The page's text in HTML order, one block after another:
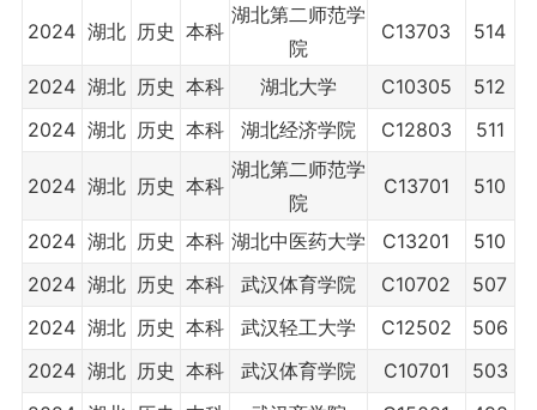
2024 湖北 历史 本科
湖北第二师范学
院
C13703 514
2024 湖北 历史 本科 湖北大学 C10305
512
2024 湖北 历史 本科 湖北经济学院 C12803 511
2024 湖北 历史 本科
湖北第二师范学
院
C13701 510
2024 湖北 历史 本科 湖北中医药大学 C13201
510
2024 湖北 历史 本科 武汉体育学院 C10702
507
2024 湖北 历史 本科 武汉轻工大学 C12502
506
2024 湖北 历史 本科 武汉体育学院 C10701
503